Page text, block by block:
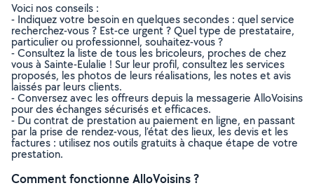
Voici nos conseils :
- Indiquez votre besoin en quelques secondes : quel service
recherchez-vous ? Est-ce urgent ? Quel type de prestataire,
particulier ou professionnel, souhaitez-vous ?
- Consultez la liste de tous les bricoleurs, proches de chez
vous à Sainte-Eulalie ! Sur leur profil, consultez les services
proposés, les photos de leurs réalisations, les notes et avis
laissés par leurs clients.
- Conversez avec les offreurs depuis la messagerie AlloVoisins
pour des échanges sécurisés et efficaces.
- Du contrat de prestation au paiement en ligne, en passant
par la prise de rendez-vous, l’état des lieux, les devis et les
factures : utilisez nos outils gratuits à chaque étape de votre
prestation.
Comment fonctionne AlloVoisins ?